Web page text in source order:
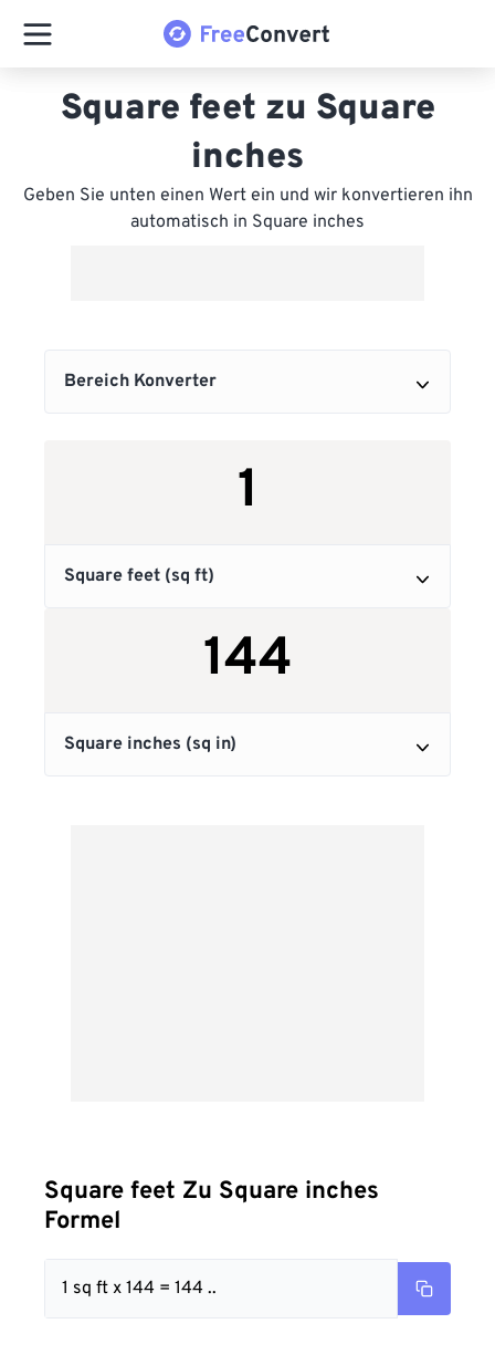
Square feet zu Square
inches
Geben Sie unten einen Wert ein und wir konvertieren ihn
automatisch in Square inches
Square feet Zu Square inches
Formel
1 sq ft x 144 = 144 ..